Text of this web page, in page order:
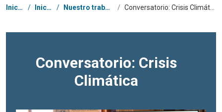
Coordenadas dentro de la ruta de navegación
Inicio / Inicio / Nuestro trabajo /
Conversatorio: Crisis
Climática